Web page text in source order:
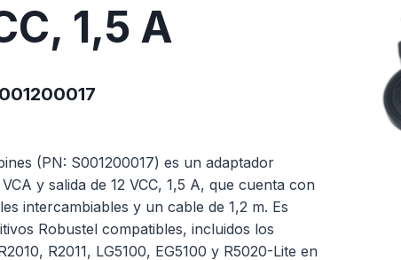
1,5 A
(PN: S001200017) es un adaptador
y salida de 12 VCC, 1,5 A, que cuenta con
intercambiables y un cable de 1,2 m. Es
Robustel compatibles, incluidos los
R2011, LG5100, EG5100 y R5020-Lite en